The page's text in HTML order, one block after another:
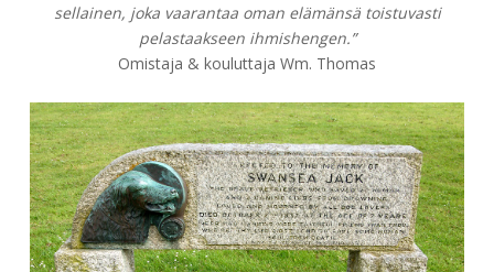
sellainen, joka vaarantaa oman elämänsä toistuvasti
pelastaakseen ihmishengen.”
Omistaja & kouluttaja Wm. Thomas